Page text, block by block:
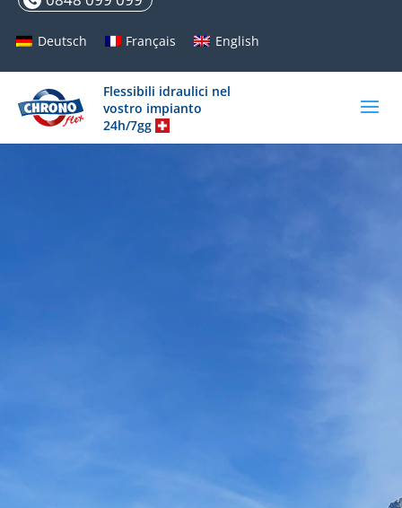
Deutsch Français English
Flessibili idraulici nel
vostro impianto
24h/7gg